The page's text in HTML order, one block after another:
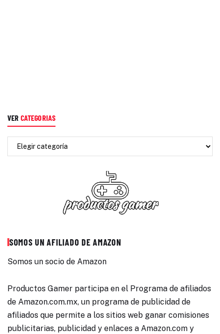
VER CATEGORIAS
SOMOS UN AFILIADO DE AMAZON
Somos un socio de Amazon
Productos Gamer participa en el Programa de afiliados
de Amazon.com.mx, un programa de publicidad de
afiliados que permite a los sitios web ganar comisiones
publicitarias, publicidad y enlaces a Amazon.com y